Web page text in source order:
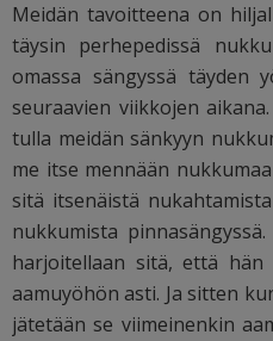
Meidän tavoitteena on
täysin perhepedissä
omassa sängyssä täyden
seuraavien viikkojen
tulla meidän sänkyyn
me itse mennään
sitä itsenäistä
nukkumista
harjoitellaan sitä, että hän
aamuyöhön asti. Ja sitten
jätetään se viimeinenkin